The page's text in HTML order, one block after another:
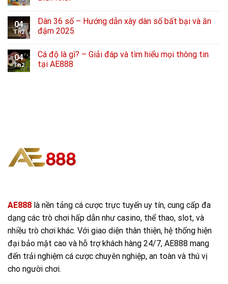
04
Th2
Dàn 36 số – Hướng dẫn xây dàn số bất bại và ăn
đậm 2025
04
Th2
Cá độ là gì? – Giải đáp và tìm hiểu mọi thông tin
tại AE888
AE888 là nền tảng cá cược trực tuyến uy tín, cung cấp đa
dạng các trò chơi hấp dẫn như casino, thể thao, slot, và
nhiều trò chơi khác. Với giao diện thân thiện, hệ thống hiện
đại bảo mật cao và hỗ trợ khách hàng 24/7, AE888 mang
đến trải nghiệm cá cược chuyên nghiệp, an toàn và thú vị
cho người chơi.